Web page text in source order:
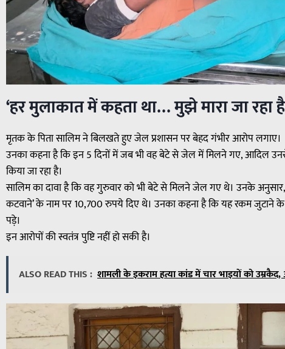
‘हर मुलाकात में कहता था… मुझे मारा जा रहा
मृतक के पिता सालिम ने बिलखते हुए जेल प्रशासन पर बेहद गंभीर आरोप लगाए।
उनका कहना है कि इन 5 दिनों में जब भी वह बेटे से जेल में मिलने गए, आदिल
किया जा रहा है।
सालिम का दावा है कि वह गुरुवार को भी बेटे से मिलने जेल गए थे। उनके
कटवाने’ के नाम पर 10,700 रुपये दिए थे। उनका कहना है कि यह रकम जुटाने
पड़े।
इन आरोपों की स्वतंत्र पुष्टि नहीं हो सकी है।
ALSO READ THIS : शामली के इकराम हत्या कांड में चार भाइयों को उम्रकैद,